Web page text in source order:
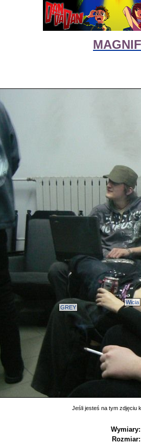
GREY
Wicia
Jeśli jesteś na tym zdjęciu
Wymiary:
Rozmiar: